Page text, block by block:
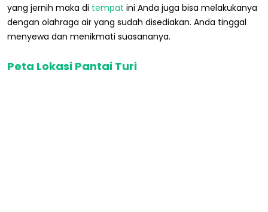
yang jernih maka di tempat ini Anda juga bisa melakukanya
dengan olahraga air yang sudah disediakan. Anda tinggal
menyewa dan menikmati suasananya.
Peta Lokasi Pantai Turi